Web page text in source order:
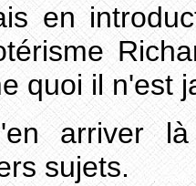
en
quoi il n'est
arriver
sujets.